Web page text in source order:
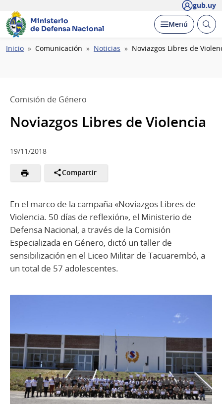
gub.uy
Ministerio
de Defensa Nacional
Desplegar
Menú Abrir
Ruta
Inicio Comunicación Noticias Noviazgos Libres de
Comisión de Género
Noviazgos Libres de Violencia
19/11/2018
Compartir
En el marco de la campaña «Noviazgos Libres de
Violencia. 50 días de reflexión», el Ministerio de
Defensa Nacional, a través de la Comisión
Especializada en Género, dictó un taller de
sensibilización en el Liceo Militar de Tacuarembó, a
un total de 57 adolescentes.